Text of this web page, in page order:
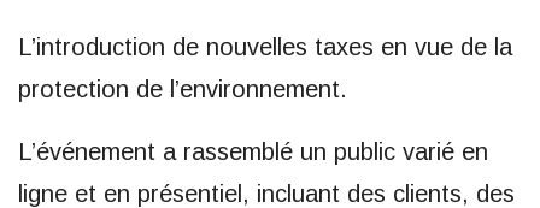
L’introduction de nouvelles taxes en vue de la
protection de l’environnement.
L’événement a rassemblé un public varié en
ligne et en présentiel, incluant des clients, des